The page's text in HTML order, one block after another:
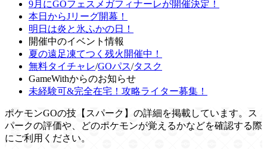
9月にGOフェスメガフィナーレが開催決定！
本日からJリーグ開幕！
明日は炎と氷ふかの日！
開催中のイベント情報
夏の遠足凍てつく残火開催中！
無料タイチャレ/GOパス/タスク
GameWithからのお知らせ
未経験可&完全在宅！攻略ライター募集！
ポケモンGOの技【スパーク】の詳細を掲載しています。ス
パークの評価や、どのポケモンが覚えるかなどを確認する際
にご利用ください。